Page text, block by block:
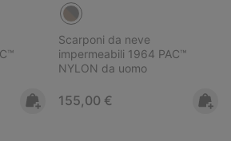
Scarponi da neve
impermeabili 1964 PAC™
NYLON da uomo
Regular price:
155,00 €